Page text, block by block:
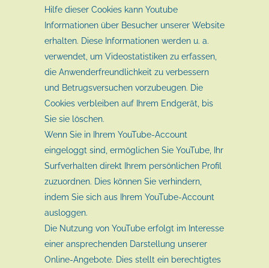
Hilfe dieser Cookies kann Youtube
Informationen über Besucher unserer Website
erhalten. Diese Informationen werden u. a.
verwendet, um Videostatistiken zu erfassen,
die Anwenderfreundlichkeit zu verbessern
und Betrugsversuchen vorzubeugen. Die
Cookies verbleiben auf Ihrem Endgerät, bis
Sie sie löschen.
Wenn Sie in Ihrem YouTube-Account
eingeloggt sind, ermöglichen Sie YouTube, Ihr
Surfverhalten direkt Ihrem persönlichen Profil
zuzuordnen. Dies können Sie verhindern,
indem Sie sich aus Ihrem YouTube-Account
ausloggen.
Die Nutzung von YouTube erfolgt im Interesse
einer ansprechenden Darstellung unserer
Online-Angebote. Dies stellt ein berechtigtes